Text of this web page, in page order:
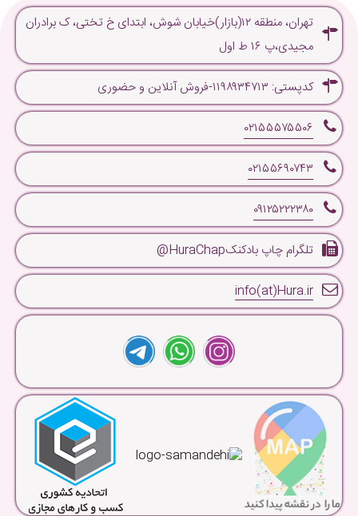
تهران، منطقه ۱۲(بازار)خیابان شوش، ابتدای خ تختی، ک برادران
مجیدی،پ ۱۶ ط اول
کدپستی: ۱۱۹۸۹۳۴۷۱۳-فروش آنلاین و حضوری
۰۲۱۵۵۵۷۵۵۰۶
۰۲۱۵۵۶۹۰۷۴۳
۰۹۱۲۵۲۲۲۳۸۰
تلگرام چاپ بادکنکHuraChap@
info(at)Hura.ir